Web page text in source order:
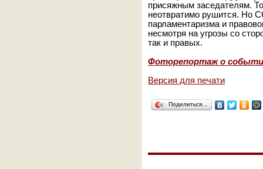
присяжным заседателям.
неотвратимо рушится. Но
парламентаризма и
несмотря на угрозы со
так и правых.
Фоторепортаж о
Версия для печати
Поделиться…